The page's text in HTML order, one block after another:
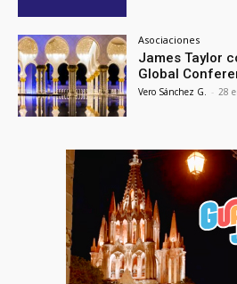
Asociaciones
James Taylor
Global
Vero Sánchez G. - 28